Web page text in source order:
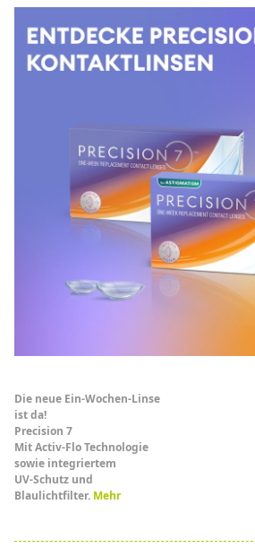
Die neue Ein-Wochen-Linse
ist da!
Precision 7
Mit Activ-Flo Technologie
sowie integriertem
UV-Schutz und
Blaulichtfilter. Mehr